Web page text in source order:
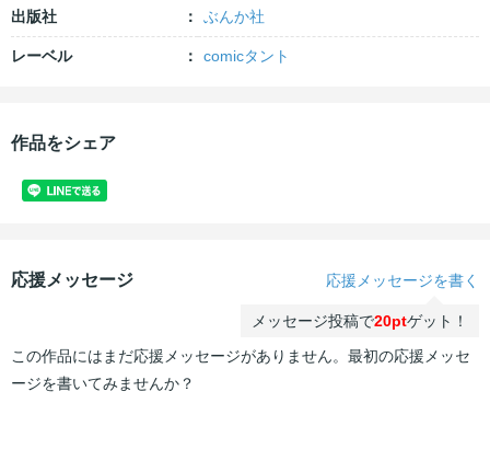
出版社 ぶんか社
レーベル comicタント
作品をシェア
応援メッセージ 応援メッセージを書く
メッセージ投稿で20ptゲット！
この作品にはまだ応援メッセージがありません。最初の応援メッセ
ージを書いてみませんか？